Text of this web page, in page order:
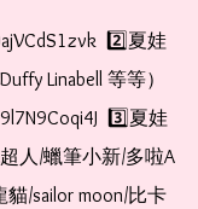
2️⃣夏娃
Linabell 等等）
3️⃣夏娃
人/蠟筆小新/多啦A
/sailor moon/比卡